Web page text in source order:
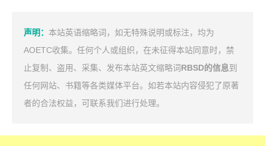
声明： 本站英语缩略词，如无特殊说明或标注，均为
AOETC收集。任何个人或组织，在未征得本站同意时，禁
止复制、盗用、采集、发布本站英文缩略词RBSD的信息到
任何网站、书籍等各类媒体平台。如若本站内容侵犯了原著
者的合法权益，可联系我们进行处理。